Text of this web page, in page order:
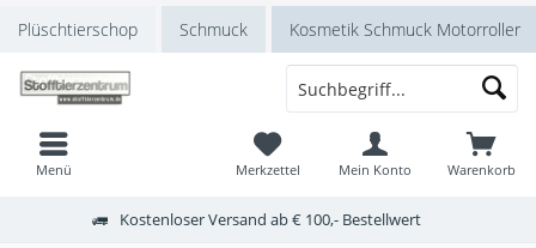
Plüschtierschop Schmuck Kosmetik Schmuck Motorroller
Menü Warenkorb
Merkzettel Mein Konto
Kostenloser Versand ab € 100,- Bestellwert